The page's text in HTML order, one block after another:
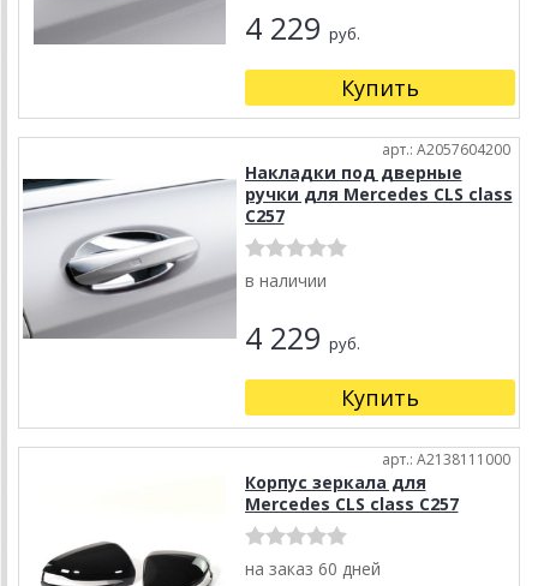
4 229 руб.
Купить
арт.: A2057604200
Накладки под дверные
ручки для Mercedes CLS class
C257
в наличии
4 229 руб.
Купить
арт.: A2138111000
Корпус зеркала для
Mercedes CLS class C257
на заказ 60 дней